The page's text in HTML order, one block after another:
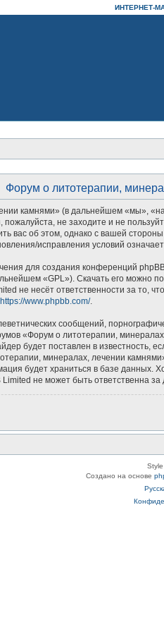
ИНТЕРНЕТ-
Форум о литотерапии,
камнями» (в дальнейшем «мы»,
не заходите и не
вас об этом, однако с вашей
исправления условий
для создания конференций
«GPL»). Скачать его можно
не несёт ответственности за то,
https://www.phpbb.com/.
сообщений,
«Форум о литотерапии,
будет поставлен в известность,
минералах, лечении
будет храниться в базе
не может быть ответственна за
Создано на основе